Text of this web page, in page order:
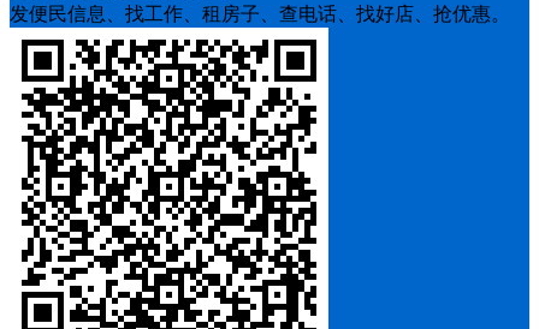
发便民信息、找工作、租房子、查电话、找好店、抢优惠。